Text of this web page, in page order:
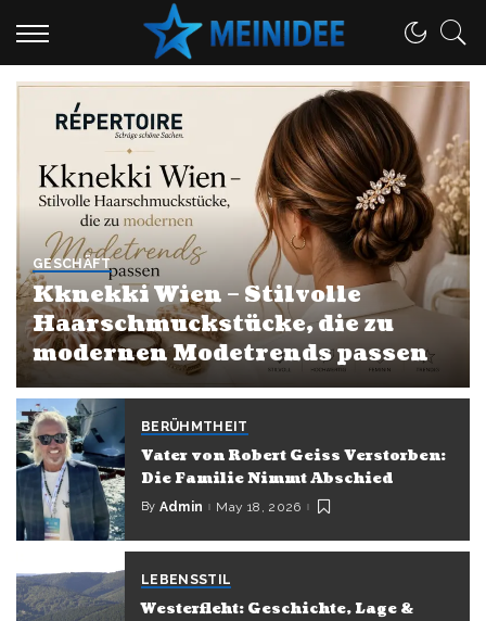
GESCHÄFT
Kknekki Wien – Stilvolle
Haarschmuckstücke, die zu
modernen Modetrends passen
By Admin June 1, 2026
BERÜHMTHEIT
Vater von Robert Geiss Verstorben:
Die Familie Nimmt Abschied
By Admin May 18, 2026
LEBENSSTIL
Westerfleht: Geschichte, Lage &